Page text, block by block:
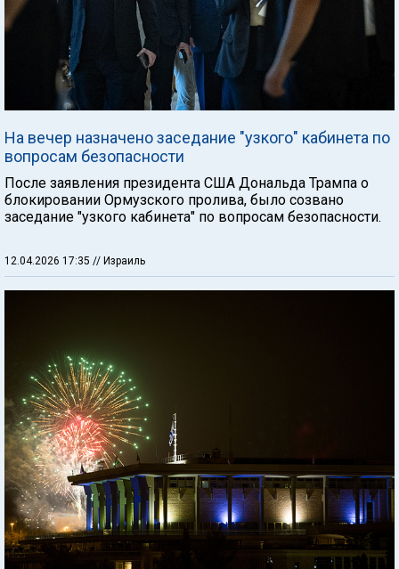
На вечер назначено заседание "узкого" кабинета по
вопросам безопасности
После заявления президента США Дональда Трампа о
блокировании Ормузского пролива, было созвано
заседание "узкого кабинета" по вопросам безопасности.
12.04.2026 17:35 // Израиль